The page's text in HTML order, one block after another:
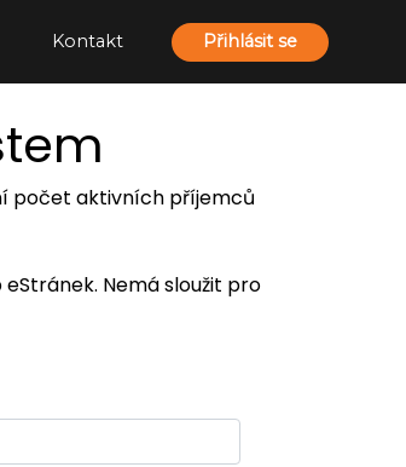
Kontakt Přihlásit se
počet aktivních příjemců
Nemá sloužit pro